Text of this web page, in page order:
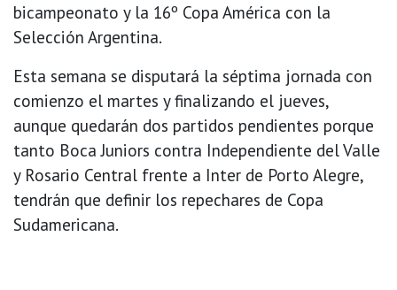
bicampeonato y la 16º Copa América con la
Selección Argentina.
Esta semana se disputará la séptima jornada con
comienzo el martes y finalizando el jueves,
aunque quedarán dos partidos pendientes porque
tanto Boca Juniors contra Independiente del Valle
y Rosario Central frente a Inter de Porto Alegre,
tendrán que definir los repechares de Copa
Sudamericana.